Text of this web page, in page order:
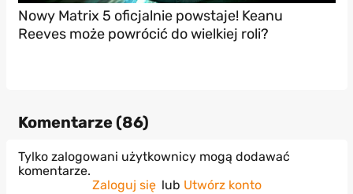
Nowy Matrix 5 oficjalnie powstaje! Keanu
Reeves może powrócić do wielkiej roli?
Komentarze (86)
Tylko zalogowani użytkownicy mogą dodawać
komentarze.
Zaloguj się lub Utwórz konto